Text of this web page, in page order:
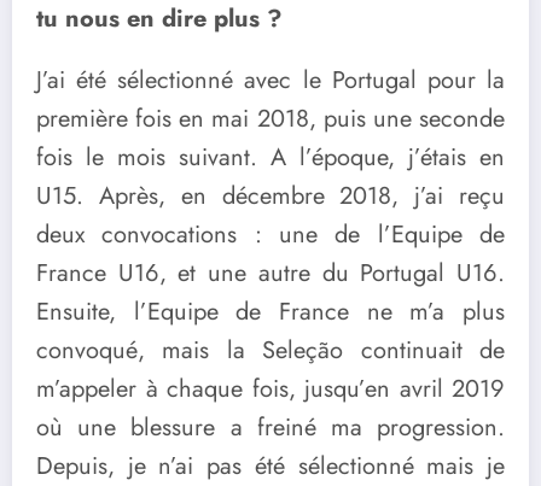
tu nous en dire plus ?
J’ai été sélectionné avec le Portugal pour la
première fois en mai 2018, puis une seconde
fois le mois suivant. A l’époque, j’étais en
U15. Après, en décembre 2018, j’ai reçu
deux convocations : une de l’Equipe de
France U16, et une autre du Portugal U16.
Ensuite, l’Equipe de France ne m’a plus
convoqué, mais la Seleção continuait de
m’appeler à chaque fois, jusqu’en avril 2019
où une blessure a freiné ma progression.
Depuis, je n’ai pas été sélectionné mais je